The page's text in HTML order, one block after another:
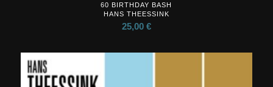
60 BIRTHDAY BASH
HANS THEESSINK
25,00 €